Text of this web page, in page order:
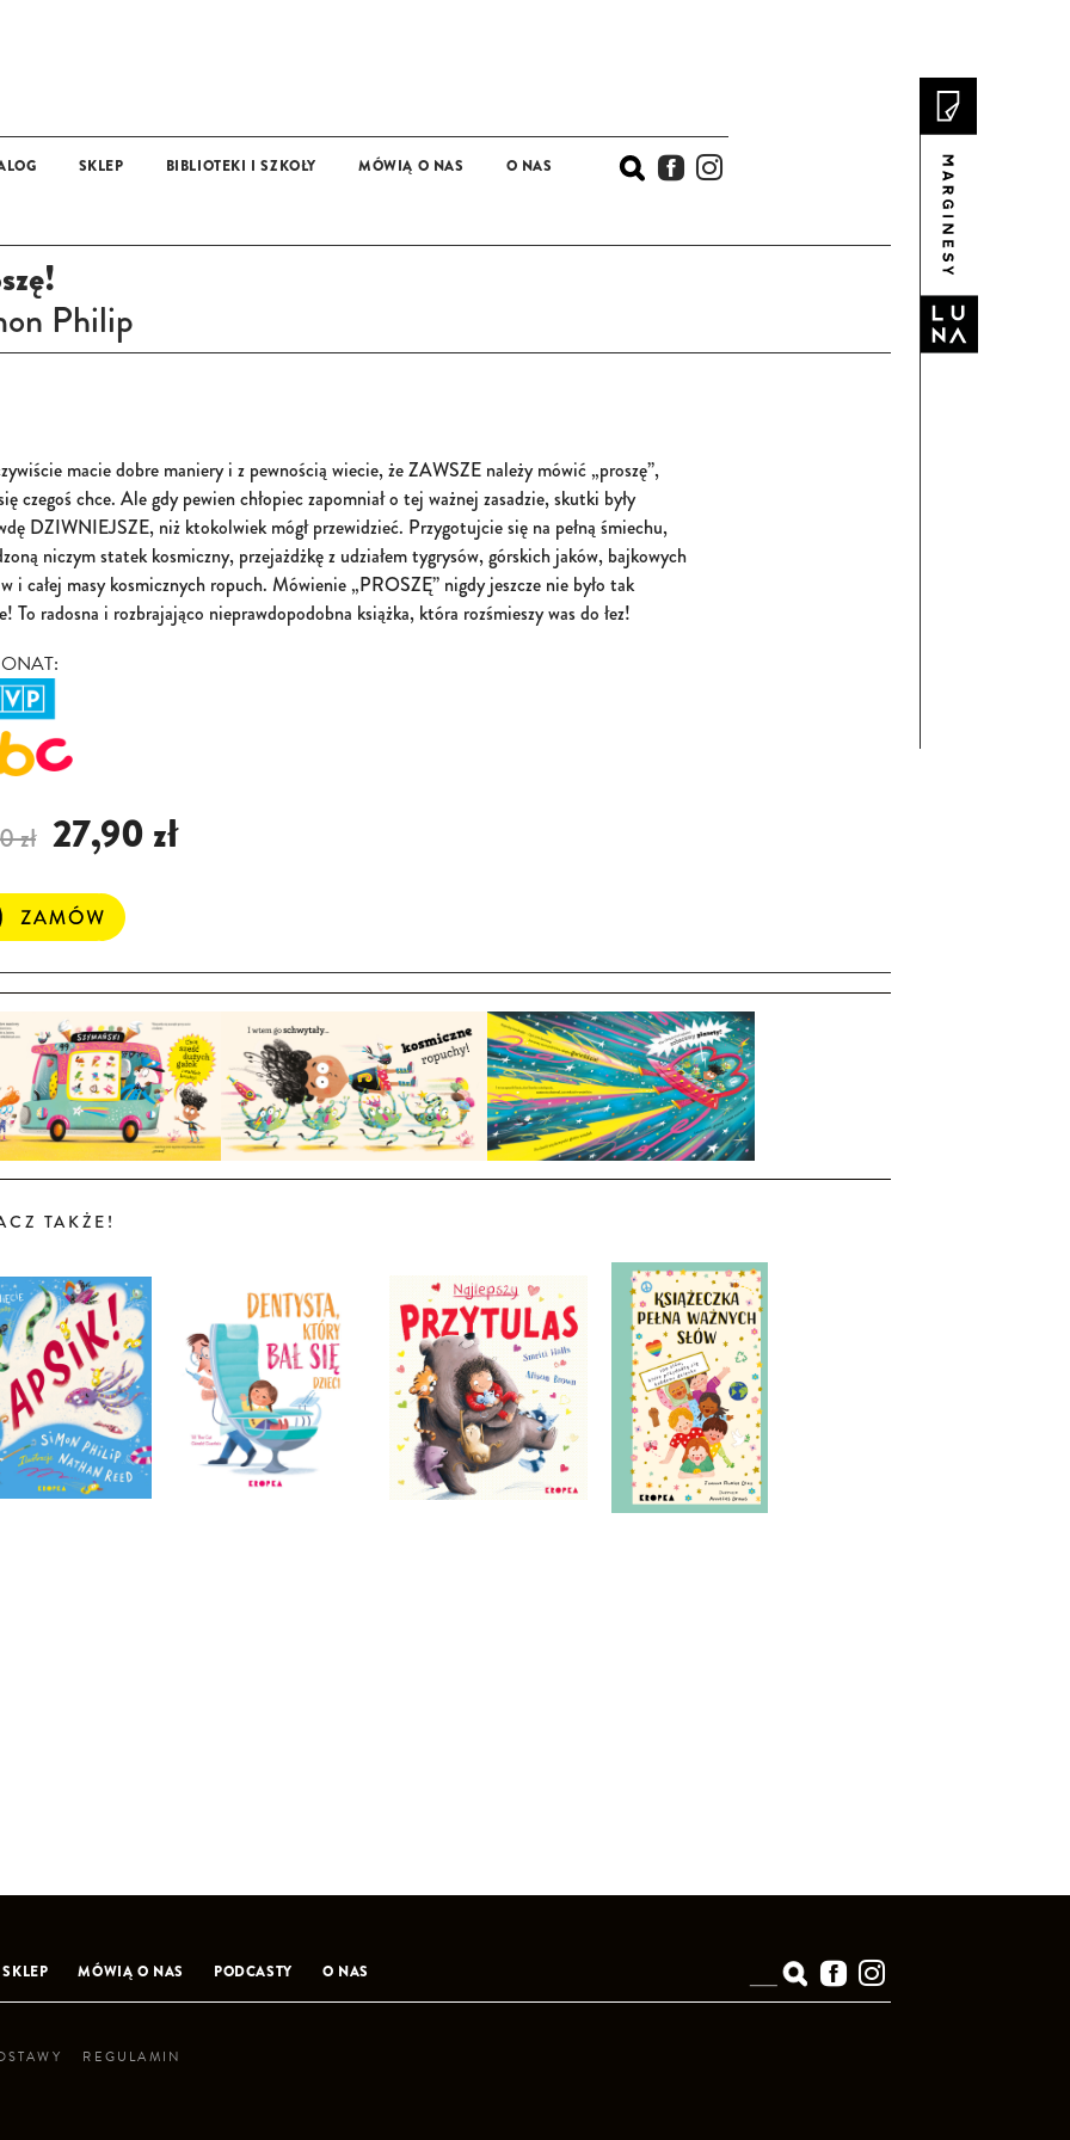
SKLEP BIBLIOTEKI I SZKOŁY
KONKURSY I AKCJE PROMOCYJNE
MÓWIĄ O NAS O NAS
Philip
macie dobre maniery i z pewnością wiecie, że ZAWSZE należy mówić „proszę”,
czegoś chce. Ale gdy pewien chłopiec zapomniał o tej ważnej zasadzie, skutki były
DZIWNIEJSZE, niż ktokolwiek mógł przewidzieć. Przygotujcie się na pełną śmiechu,
niczym statek kosmiczny, przejażdżkę z udziałem tygrysów, górskich jaków, bajkowych
i całej masy kosmicznych ropuch. Mówienie „PROSZĘ” nigdy jeszcze nie było tak
To radosna i rozbrajająco nieprawdopodobna książka, która rozśmieszy was do łez!
zł 27,90 zł
TAKŻE!
SKLEP MÓWIĄ O NAS PODCASTY O NAS
REGULAMIN